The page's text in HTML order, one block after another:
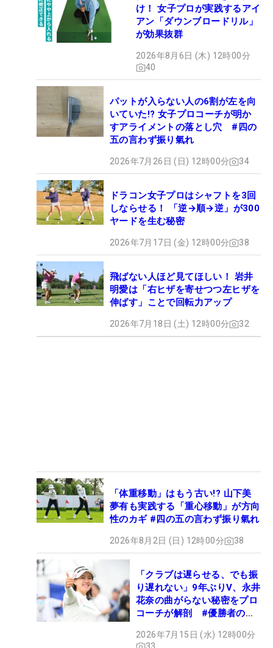
け！ 女子プロが実践するアイ
アン「ダウンブロードリル」
が効果抜群
2026年8月6日 (木) 12時00分
40
パットが入らない人の6割が左を向
いていた!? 女子プロコーチが明か
すアライメントの落とし穴 #四の
五の言わず振り氣れ
2026年7月26日 (日) 12時00分 34
ドラコン女子プロはシャフトを3回
しならせる！ 「逆→順→逆」が300
ヤードを生む秘密
2026年7月17日 (金) 12時00分 38
飛ばない人ほど見てほしい！ 岩井
明愛は「右ヒザを寄せつつ左ヒザを
伸ばす」ことで回転力アップ
2026年7月18日 (土) 12時00分 32
「体重移動」はもう古い!? 山下美
夢有も実践する「重心移動」が方向
性のカギ #四の五の言わず振り氣れ
2026年8月2日 (日) 12時00分 38
「クラブは遅らせる、でも振
り遅れない」9年ぶりV、永井
花奈の曲がらない秘密をプロ
コーチが解剖 #優勝者のス
2026年7月15日 (水) 12時00分